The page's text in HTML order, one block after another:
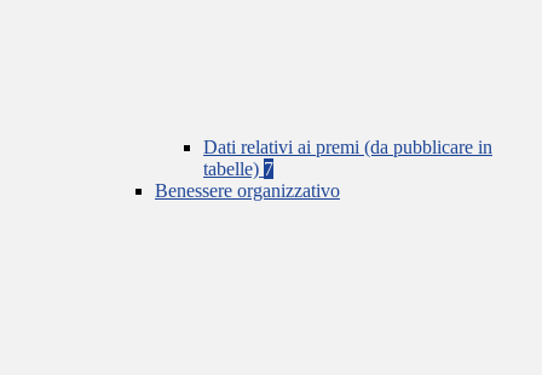
Dati relativi ai premi (da pubblicare in
tabelle) 7
Benessere organizzativo